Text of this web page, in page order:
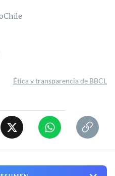
Ética y transparencia de BBCL